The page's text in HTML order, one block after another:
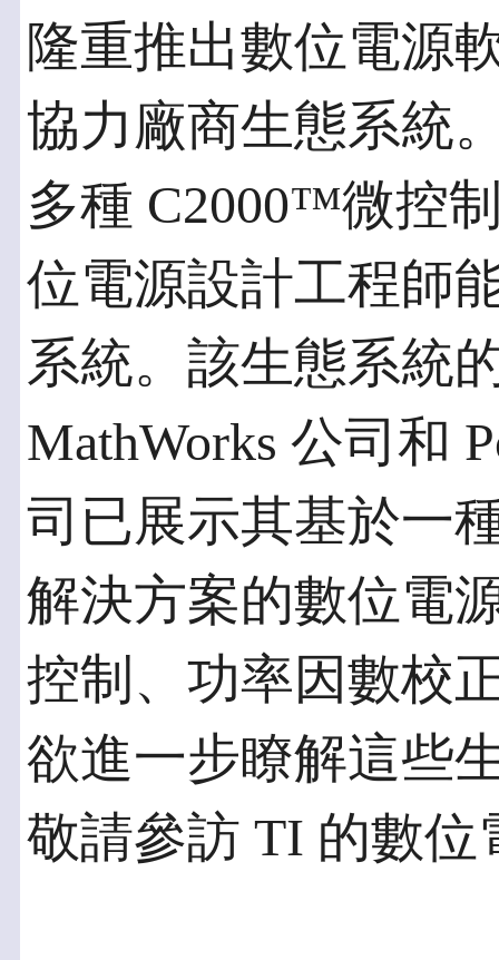
隆重推出數位電源
協力廠商生態系統
多種 C2000™微控
位電源設計工程師
系統。該生態系統
MathWorks 公司和
司已展示其基於一
解決方案的數位電
控制、功率因數校
欲進一步瞭解這些
敬請參訪 TI 的數位